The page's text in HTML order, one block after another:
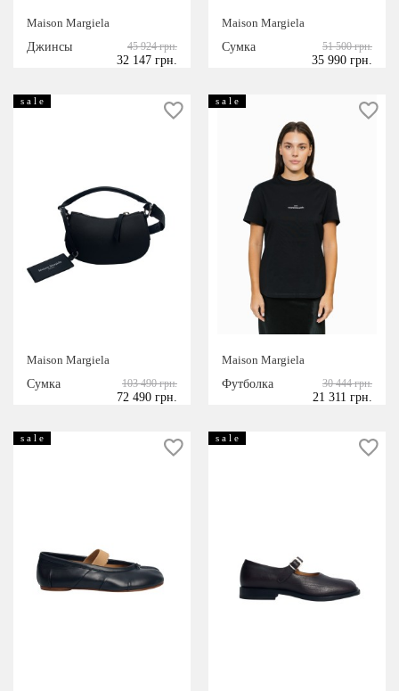
Maison Margiela
Джинсы
45 924 грн.
32 147 грн.
Maison Margiela
Сумка
51 500 грн.
35 990 грн.
s a l e
Maison Margiela
Сумка
103 490 грн.
72 490 грн.
s a l e
Maison Margiela
Футболка
30 444 грн.
21 311 грн.
s a l e s a l e